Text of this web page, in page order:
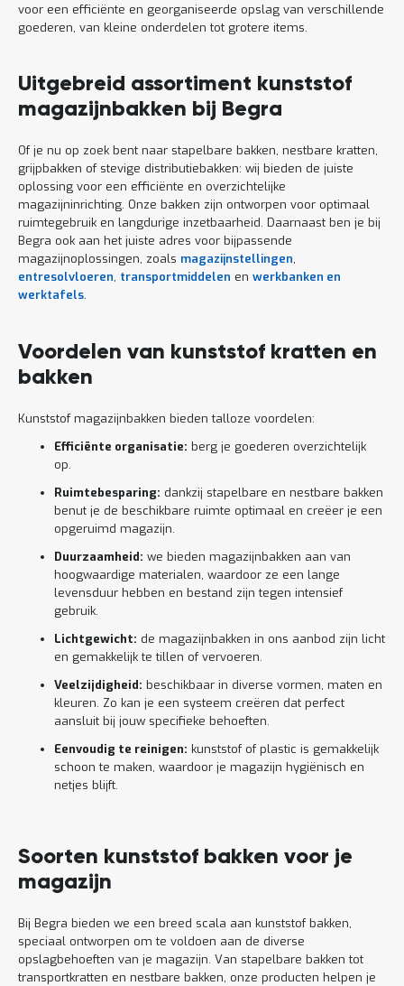
voor een efficiënte en georganiseerde opslag van verschillende
goederen, van kleine onderdelen tot grotere items.
Uitgebreid assortiment kunststof
magazijnbakken bij Begra
Of je nu op zoek bent naar stapelbare bakken, nestbare kratten,
grijpbakken of stevige distributiebakken: wij bieden de juiste
oplossing voor een efficiënte en overzichtelijke
magazijninrichting. Onze bakken zijn ontworpen voor optimaal
ruimtegebruik en langdurige inzetbaarheid. Daarnaast ben je bij
Begra ook aan het juiste adres voor bijpassende
magazijnoplossingen, zoals magazijnstellingen,
entresolvloeren, transportmiddelen en werkbanken en
werktafels.
Voordelen van kunststof kratten en
bakken
Kunststof magazijnbakken bieden talloze voordelen:
Efficiënte organisatie: berg je goederen overzichtelijk
op.
Ruimtebesparing: dankzij stapelbare en nestbare bakken
benut je de beschikbare ruimte optimaal en creëer je een
opgeruimd magazijn.
Duurzaamheid: we bieden magazijnbakken aan van
hoogwaardige materialen, waardoor ze een lange
levensduur hebben en bestand zijn tegen intensief
gebruik.
Lichtgewicht: de magazijnbakken in ons aanbod zijn licht
en gemakkelijk te tillen of vervoeren.
Veelzijdigheid: beschikbaar in diverse vormen, maten en
kleuren. Zo kan je een systeem creëren dat perfect
aansluit bij jouw specifieke behoeften.
Eenvoudig te reinigen: kunststof of plastic is gemakkelijk
schoon te maken, waardoor je magazijn hygiënisch en
netjes blijft.
Soorten kunststof bakken voor je
magazijn
Bij Begra bieden we een breed scala aan kunststof bakken,
speciaal ontworpen om te voldoen aan de diverse
opslagbehoeften van je magazijn. Van stapelbare bakken tot
transportkratten en nestbare bakken, onze producten helpen je